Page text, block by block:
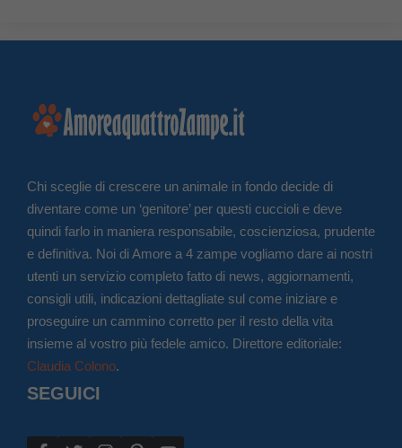
Chi sceglie di crescere un animale in fondo decide di
diventare come un ‘genitore’ per questi cuccioli e deve
quindi farlo in maniera responsabile, coscienziosa, prudente
e definitiva. Noi di Amore a 4 zampe vogliamo dare ai nostri
utenti un servizio completo fatto di news, aggiornamenti,
consigli utili, indicazioni dettagliate sul come iniziare e
proseguire un cammino corretto per il resto della vita
insieme al vostro più fedele amico. Direttore editoriale:
Claudia Colono.
SEGUICI